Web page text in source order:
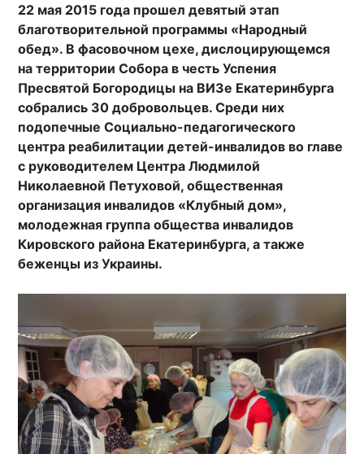
22 мая 2015 года прошел девятый этап
благотворительной программы «Народный
обед». В фасовочном цехе, дислоцирующемся
на территории Собора в честь Успения
Пресвятой Богородицы на ВИЗе Екатеринбурга
собрались 30 добровольцев. Среди них
подопечные Социально-педагогического
центра реабилитации детей-инвалидов во главе
с руководителем Центра Людмилой
Николаевной Петуховой, общественная
организация инвалидов «Клубный дом»,
молодежная группа общества инвалидов
Кировского района Екатеринбурга, а также
беженцы из Украины.